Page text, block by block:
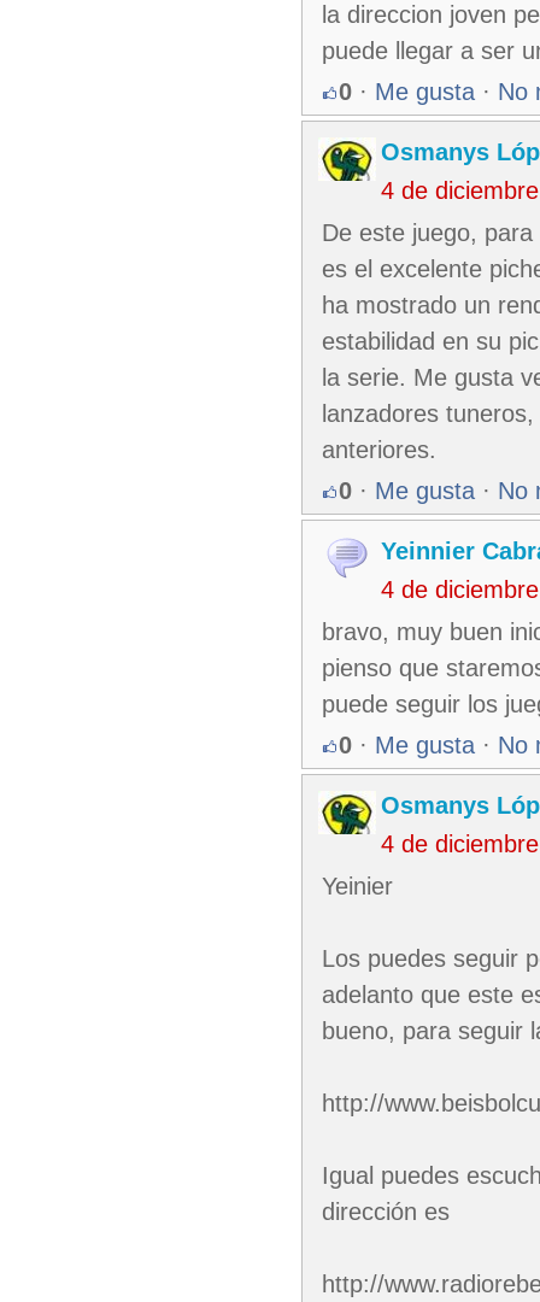
la direccion joven
puede llegar a ser
0 · Me gusta · No
Osmanys
4 de
De este juego,
es el excelente
ha mostrado un
estabilidad en su
la serie. Me gusta
lanzadores
anteriores.
0 · Me gusta · No
Yeinnier
4 de
bravo, muy buen
pienso que
puede seguir los
0 · Me gusta · No
Osmanys
4 de
Yeinier
Los puedes seguir
adelanto que este
bueno, para seguir
http://
Igual puedes
dirección es
http://